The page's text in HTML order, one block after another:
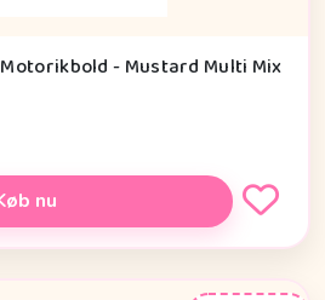
- Mustard Multi Mix
nu